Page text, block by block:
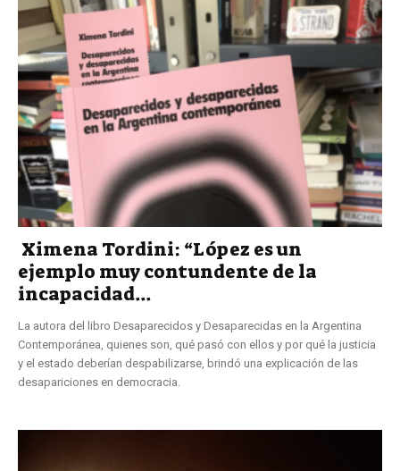
Ximena Tordini: “López es un
ejemplo muy contundente de la
incapacidad...
La autora del libro Desaparecidos y Desaparecidas en la Argentina
Contemporánea, quienes son, qué pasó con ellos y por qué la justicia
y el estado deberían despabilizarse, brindó una explicación de las
desapariciones en democracia.